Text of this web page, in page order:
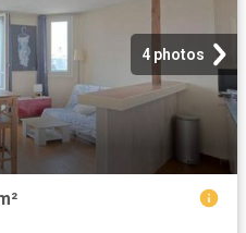
4 photos